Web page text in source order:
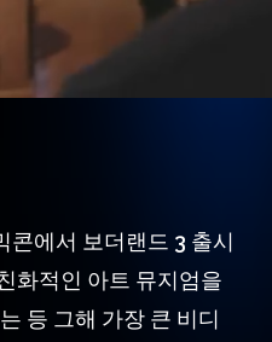
콘에서 보더랜드 3 출시
화적인 아트 뮤지엄을
등 그해 가장 큰 비디